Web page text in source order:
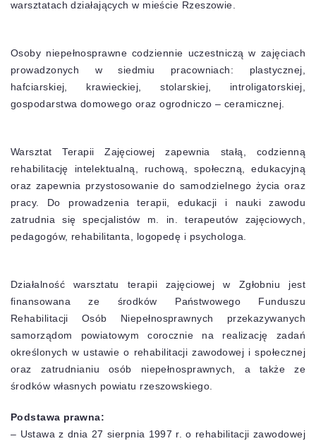
warsztatach działających w mieście Rzeszowie.
Osoby niepełnosprawne codziennie uczestniczą w zajęciach
prowadzonych w siedmiu pracowniach: plastycznej,
hafciarskiej, krawieckiej, stolarskiej, introligatorskiej,
gospodarstwa domowego oraz ogrodniczo – ceramicznej.
Warsztat Terapii Zajęciowej zapewnia stałą, codzienną
rehabilitację intelektualną, ruchową, społeczną, edukacyjną
oraz zapewnia przystosowanie do samodzielnego życia oraz
pracy. Do prowadzenia terapii, edukacji i nauki zawodu
zatrudnia się specjalistów m. in. terapeutów zajęciowych,
pedagogów, rehabilitanta, logopedę i psychologa.
Działalność warsztatu terapii zajęciowej w Zgłobniu jest
finansowana ze środków Państwowego Funduszu
Rehabilitacji Osób Niepełnosprawnych przekazywanych
samorządom powiatowym corocznie na realizację zadań
określonych w ustawie o rehabilitacji zawodowej i społecznej
oraz zatrudnianiu osób niepełnosprawnych, a także ze
środków własnych powiatu rzeszowskiego.
Podstawa prawna:
– Ustawa z dnia 27 sierpnia 1997 r. o rehabilitacji zawodowej